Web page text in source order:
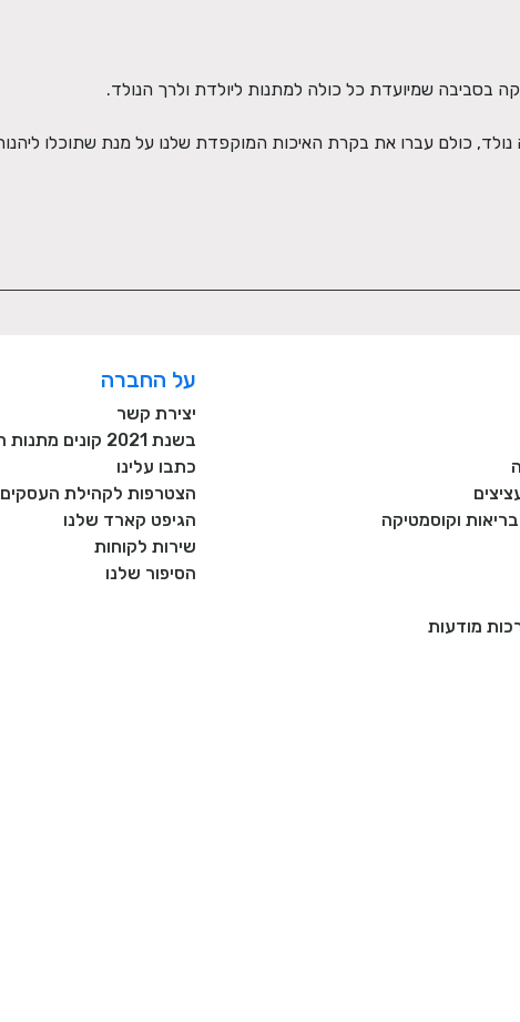
בריאות וקוסמטיקה
מודעות
על החברה
יצירת קשר
בשנת 2021 קונים מתנות רק מעסקים כחול לבן!
כתבו עלינו
הצטרפות לקהילת
הגיפט קארד שלנו
שירות לקוחות
הסיפור שלנו